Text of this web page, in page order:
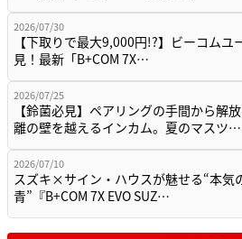
2026/07/30
【下取りで最大9,000円!?】ビーコムユ
見！最新「B+COM 7X…
2026/07/25
【鈴菌必見】ペアリングの手間から解
離の壁を越えるインカム。夏のマスツ…
2026/07/10
スズキ×サイン・ハウスが魅せる“本気
青”『B+COM 7X EVO SUZ…